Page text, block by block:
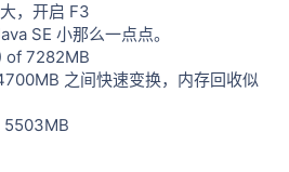
，开启 F3
SE 小那么一点点。
of 7282MB
之间快速变换，内存回收似
5503MB